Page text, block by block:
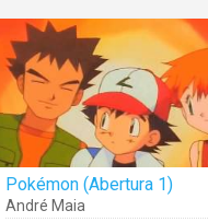
Pokémon (Abertura 1)
André Maia